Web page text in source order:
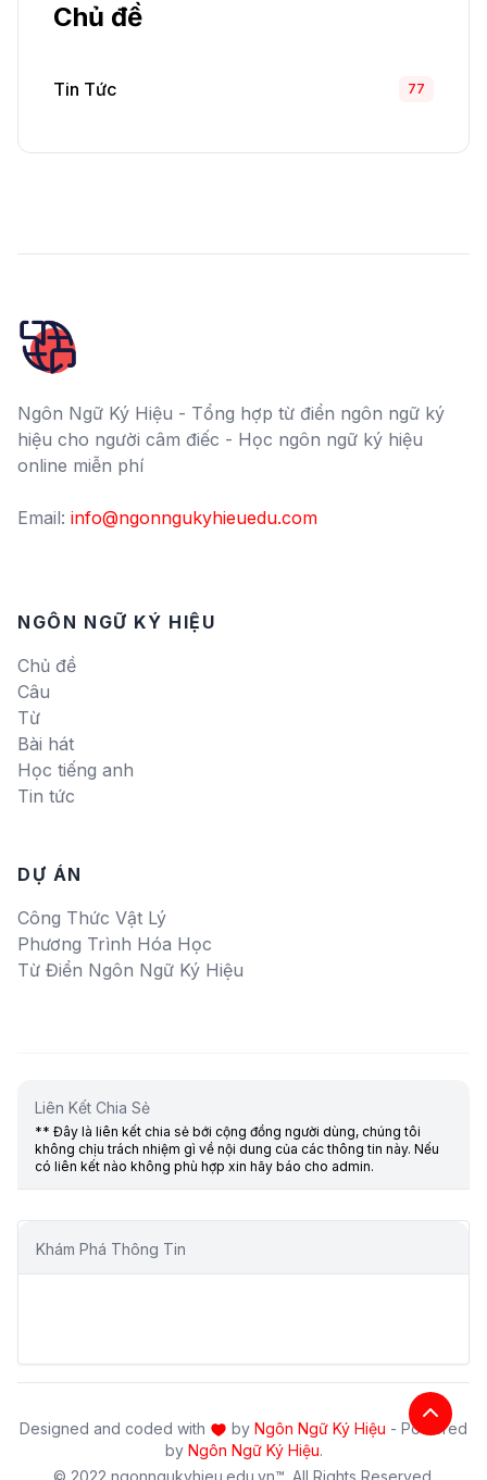
Chủ đề
Tin Tức 77
Ngôn Ngữ Ký Hiệu - Tổng hợp từ điển ngôn ngữ ký
hiệu cho người câm điếc - Học ngôn ngữ ký hiệu
online miễn phí
Email: info@ngonngukyhieuedu.com
NGÔN NGỮ KÝ HIỆU
Chủ đề
Câu
Từ
Bài hát
Học tiếng anh
Tin tức
DỰ ÁN
Công Thức Vật Lý
Phương Trình Hóa Học
Từ Điển Ngôn Ngữ Ký Hiệu
Liên Kết Chia Sẻ
** Đây là liên kết chia sẻ bới cộng đồng người dùng, chúng tôi
không chịu trách nhiệm gì về nội dung của các thông tin này. Nếu
có liên kết nào không phù hợp xin hãy báo cho admin.
Khám Phá Thông Tin
Designed and coded with by Ngôn Ngữ Ký Hiệu - Powered
by Ngôn Ngữ Ký Hiệu.
© 2022 ngonngukyhieu.edu.vn™. All Rights Reserved.